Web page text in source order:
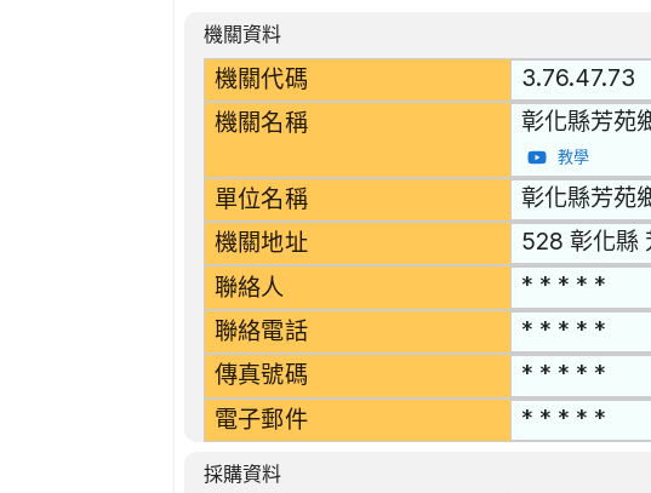
招標公告詳細內容
機關資料
機關代碼 3.76.47.73
機關名稱 彰化縣芳苑
教學
單位名稱 彰化縣芳苑
機關地址 528 彰化縣
聯絡人 * * * * *
聯絡電話 * * * * *
傳真號碼 * * * * *
電子郵件 * * * * *
採購資料